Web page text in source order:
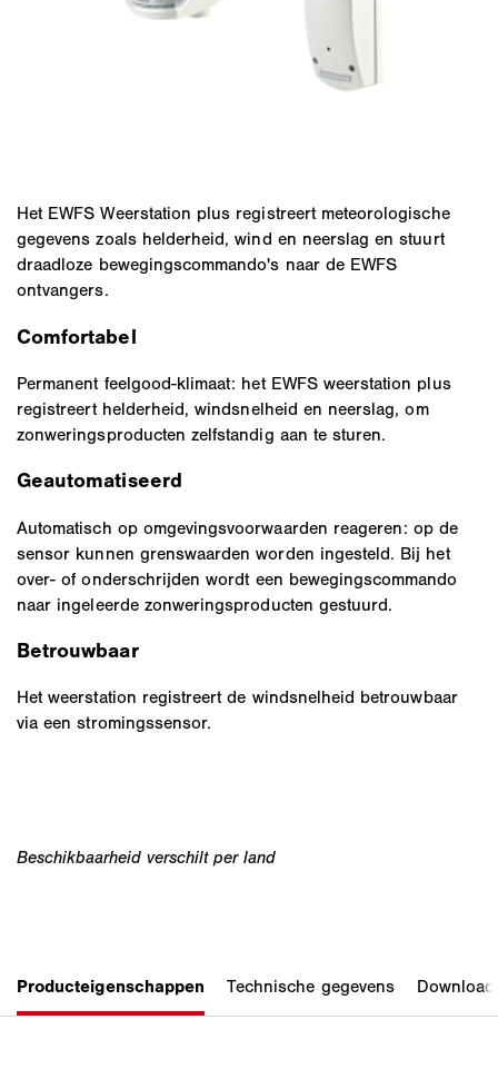
Het EWFS Weerstation plus registreert meteorologische
gegevens zoals helderheid, wind en neerslag en stuurt
draadloze bewegingscommando's naar de EWFS
ontvangers.
Comfortabel
Permanent feelgood-klimaat: het EWFS weerstation plus
registreert helderheid, windsnelheid en neerslag, om
zonweringsproducten zelfstandig aan te sturen.
Geautomatiseerd
Automatisch op omgevingsvoorwaarden reageren: op de
sensor kunnen grenswaarden worden ingesteld. Bij het
over- of onderschrijden wordt een bewegingscommando
naar ingeleerde zonweringsproducten gestuurd.
Betrouwbaar
Het weerstation registreert de windsnelheid betrouwbaar
via een stromingssensor.